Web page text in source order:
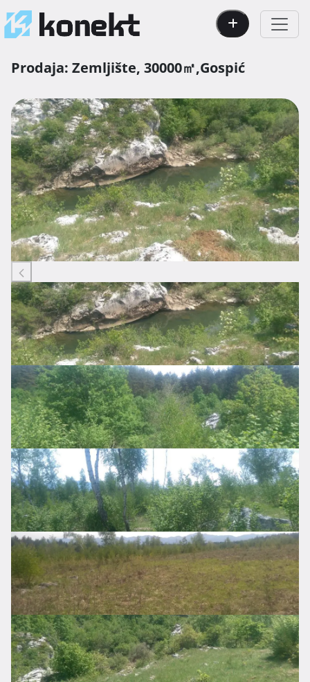
Prodaja: Zemljište, 30000㎡,Gospić